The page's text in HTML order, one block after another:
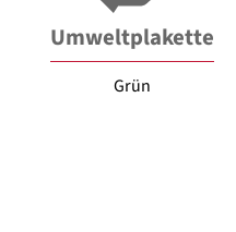
Umweltplakette
Grün